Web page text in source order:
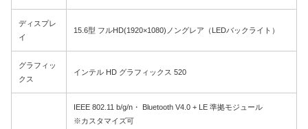
ディスプレ
イ
15.6型 フルHD(1920×1080)ノングレア（LEDバックライト）
グラフィッ
クス
インテル HD グラフィックス 520
IEEE 802.11 b/g/n・ Bluetooth V4.0 + LE 準拠モジュール
※カスタマイズ可